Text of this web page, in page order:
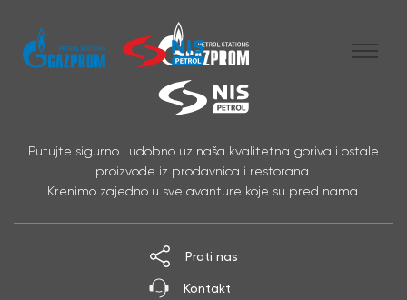
Putujte sigurno i udobno uz naša kvalitetna goriva i ostale
proizvode iz prodavnica i restorana.
Krenimo zajedno u sve avanture koje su pred nama.
Prati nas
Kontakt